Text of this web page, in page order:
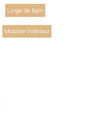
Linge de bain
Mobilier intérieur